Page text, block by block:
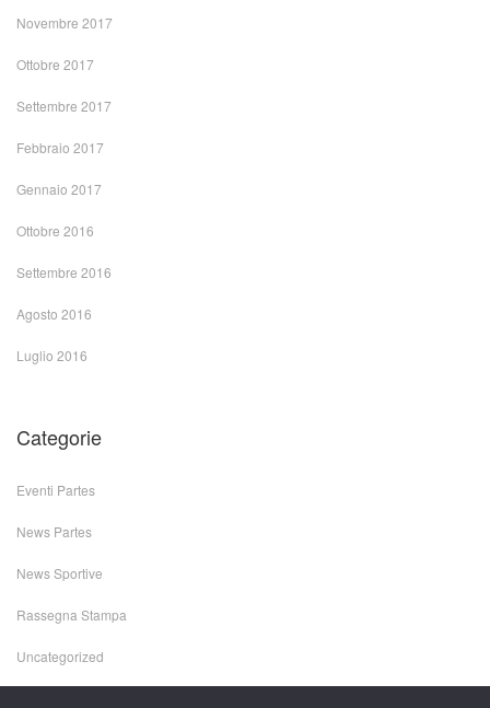
Novembre 2017
Ottobre 2017
Settembre 2017
Febbraio 2017
Gennaio 2017
Ottobre 2016
Settembre 2016
Agosto 2016
Luglio 2016
Categorie
Eventi Partes
News Partes
News Sportive
Rassegna Stampa
Uncategorized